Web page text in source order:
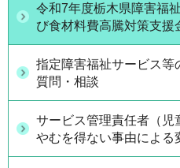
令和7年度栃木県障害福
び食材料費高騰対策支援
指定障害福祉サービス等
質問・相談
サービス管理責任者（児
やむを得ない事由による